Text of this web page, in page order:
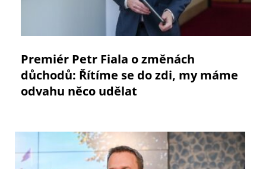
Premiér Petr Fiala o změnách
důchodů: Řítíme se do zdi, my máme
odvahu něco udělat